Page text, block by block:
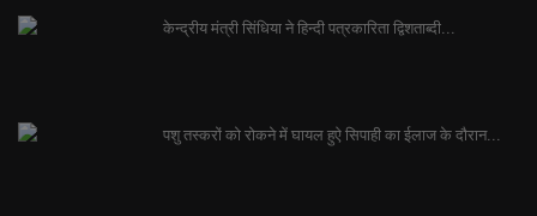
केन्द्रीय मंत्री सिंधिया ने हिन्दी पत्रकारिता द्विशताब्दी...
पशु तस्करों को रोकने में घायल हुऐ सिपाही का ईलाज के दौरान...